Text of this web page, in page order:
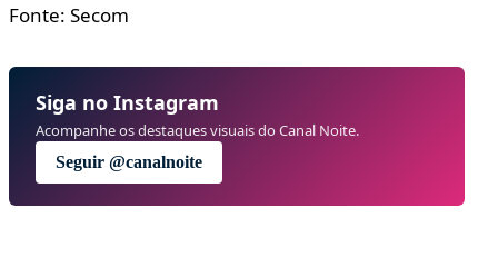
Fonte: Secom
Siga no Instagram
Acompanhe os destaques visuais do Canal Noite.
Seguir @canalnoite